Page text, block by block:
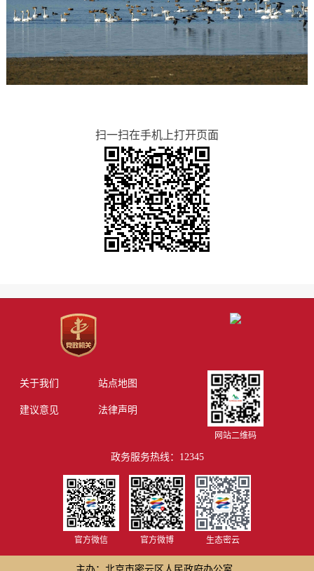
扫一扫在手机上打开页面
关于我们 站点地图
建议意见 法律声明
网站二维码
政务服务热线：12345
官方微信 官方微博 生态密云